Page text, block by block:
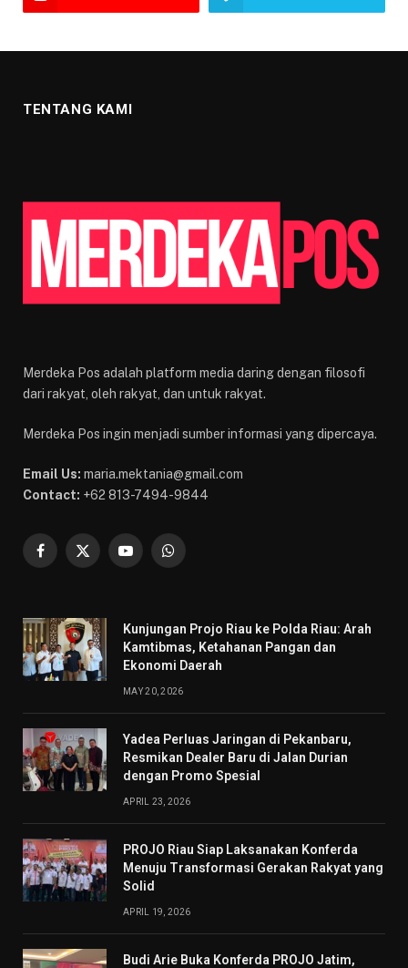
TENTANG KAMI
Merdeka Pos adalah platform media daring dengan filosofi
dari rakyat, oleh rakyat, dan untuk rakyat.
Merdeka Pos ingin menjadi sumber informasi yang dipercaya.
Email Us: maria.mektania@gmail.com
Contact: +62 813-7494-9844
Facebook
X
YouTubeWhatsApp
Kunjungan Projo Riau ke Polda Riau: Arah
Kamtibmas, Ketahanan Pangan dan
Ekonomi Daerah
MAY 20, 2026
Yadea Perluas Jaringan di Pekanbaru,
Resmikan Dealer Baru di Jalan Durian
dengan Promo Spesial
APRIL 23, 2026
PROJO Riau Siap Laksanakan Konferda
Menuju Transformasi Gerakan Rakyat yang
Solid
APRIL 19, 2026
Budi Arie Buka Konferda PROJO Jatim,